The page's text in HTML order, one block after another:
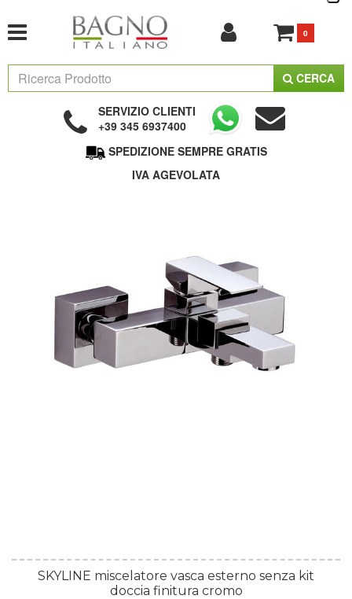
0
CERCA
SERVIZIO CLIENTI
+39 345 6937400
SPEDIZIONE SEMPRE GRATIS
IVA AGEVOLATA
SKYLINE miscelatore vasca esterno senza kit
doccia finitura cromo